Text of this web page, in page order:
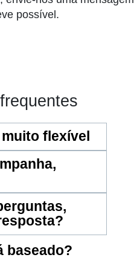
possível.
flexível
baseado?